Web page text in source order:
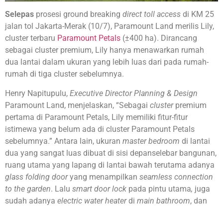
Selepas prosesi ground breaking direct toll access di KM 25
jalan tol Jakarta-Merak (10/7), Paramount Land merilis Lily,
cluster terbaru Paramount Petals (±400 ha). Dirancang
sebagai cluster premium, Lily hanya menawarkan rumah
dua lantai dalam ukuran yang lebih luas dari pada rumah-
rumah di tiga cluster sebelumnya.
Henry Napitupulu, Executive Director Planning & Design
Paramount Land, menjelaskan, “Sebagai clusterpremium
pertama di Paramount Petals, Lily memiliki fitur-fitur
istimewa yang belum ada di cluster Paramount Petals
sebelumnya.” Antara lain, ukuran master bedroom di lantai
dua yang sangat luas dibuat di sisi depanselebar bangunan,
ruang utama yang lapang di lantai bawah terutama adanya
glass folding dooryang menampilkan seamless connection
to the garden. Lalu smart door lock pada pintu utama, juga
sudah adanya electric water heaterdi main bathroom, dan